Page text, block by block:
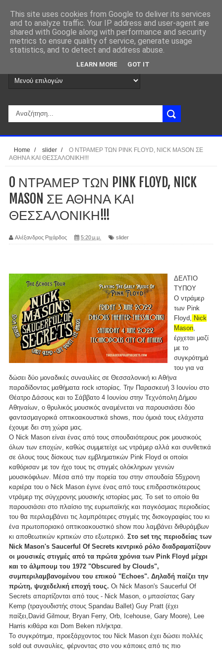
Home / slider /
O ΝΤΡΑΜΕΡ ΤΩΝ PINK FLOYD, NICK MASON ΣΕ
ΑΘΗΝΑ ΚΑΙ ΘΕΣΣΑΛΟΝΙΚΗ!!!
O ΝΤΡΑΜΕΡ ΤΩΝ PINK FLOYD, NICK
MASON ΣΕ ΑΘΗΝΑ ΚΑΙ
ΘΕΣΣΑΛΟΝΙΚΗ!!!
Αλέξανδρος Ριχάρδος 5:20 μ.μ. slider
ΔΕΛΤΙΟ
ΤΥΠΟΥ
Ο ντράμερ
των Pink
Floyd, Νιck
Mason
έρχεται μαζί
με το
συγκρότημά
του για να
δώσει δύο μοναδικές συναυλίες σε Θεσσαλονική κι Αθήνα
παραδίδοντας μαθήματα rock ιστορίας. Την Παρασκευή 3 Ιουνίου στο
Θέατρο Δάσους και το Σάββατο 4 Ιουνίου στην Τεχνόπολη Δήμου
Αθηναίων, ο θρυλικός μουσικός αναμένεται να παρουσιάσει δύο
φαντασμαγορικά οπτικοακουστικά shows, που όμοιά τους ελάχιστα
έχουμε δει στη χώρα μας.
O Nick Mason είναι ένας από τους σπουδαιότερους ροκ μουσικούς
όλων των εποχών, καθώς συμμετείχε ως ντράμερ αλλά και συνθετικά
σε όλους τους δίσκους των εμβληματικών Pink Floyd οι οποίοι
καθόρισαν με τον ήχο τους τις στιγμές ολόκληρων γενιών
μουσικόφιλων. Μέσα από την πορεία του στην σπουδαία 55χρονη
καριέρα του ο Nick Mason έγινε ένας από τους επιδραστικότερους
ντράμερ της σύγχρονης μουσικής ιστορίας μας. To set το οποίο θα
παρουσιάσει στο πλαίσιο της ευρωπαϊκής και παγκόσμιας περιοδείας
του θα περιλαμβάνει τις λαμπρότερες στιγμές της δισκογραφίας του κι
ένα πρωτοποριακό οπτικοακουστικό show που λαμβάνει διθυράμβων
κι αποθεωτικών κριτικών στο εξωτερικό. Στο set της περιοδείας των
Nick Mason's Saucerful Of Secrets κεντρικό ρόλο διαδραματίζουν
οι μουσικές στιγμές από τα πρώτα χρόνια των Pink Floyd μέχρι
και το άλμπουμ του 1972 "Obscured by Clouds",
συμπεριλαμβανομένου του επικού "Echoes". Δηλαδή παίζει την
πρώτη, ψυχεδελική εποχή τους. Οι Nick Mason's Saucerful Of
Secrets απαρτίζονται από τους - Nick Mason, ο μπασίστας Gary
Kemp (τραγουδιστής στους Spandau Ballet) Guy Pratt (έχει
παίξει,David Gilmour, Bryan Ferry, Orb, Icehouse, Gary Moore), Lee
Harris κιθάρα και Dom Beken πλήκτρα.
Το συγκρότημα, προεξάρχοντος του Nick Mason έχει δώσει πολλές
sold out συναυλίες, φέρνοντας στο νου κάποιες από τις πιο
This site uses cookies from Google to deliver its services
and to analyze traffic. Your IP address and user-agent are
shared with Google along with performance and security
metrics to ensure quality of service, generate usage
statistics, and to detect and address abuse.
LEARN MORE GOT IT